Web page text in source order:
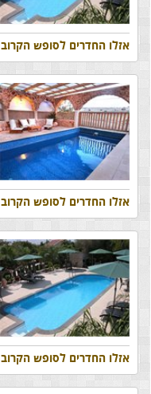
אזלו החדרים לסופש הקרוב
אזלו החדרים לסופש הקרוב
אזלו החדרים לסופש הקרוב